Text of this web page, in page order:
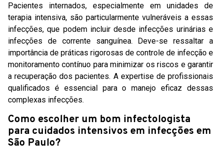
Pacientes internados, especialmente em unidades de
terapia intensiva, são particularmente vulneráveis a essas
infecções, que podem incluir desde infecções urinárias e
infecções de corrente sanguínea. Deve-se ressaltar a
importância de práticas rigorosas de controle de infecção e
monitoramento contínuo para minimizar os riscos e garantir
a recuperação dos pacientes. A expertise de profissionais
qualificados é essencial para o manejo eficaz dessas
complexas infecções.
Como escolher um bom infectologista
para cuidados intensivos em infecções em
São Paulo?